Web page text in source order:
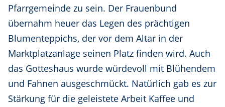
Pfarrgemeinde zu sein. Der Frauenbund
übernahm heuer das Legen des prächtigen
Blumenteppichs, der vor dem Altar in der
Marktplatzanlage seinen Platz finden wird. Auch
das Gotteshaus wurde würdevoll mit Blühendem
und Fahnen ausgeschmückt. Natürlich gab es zur
Stärkung für die geleistete Arbeit Kaffee und